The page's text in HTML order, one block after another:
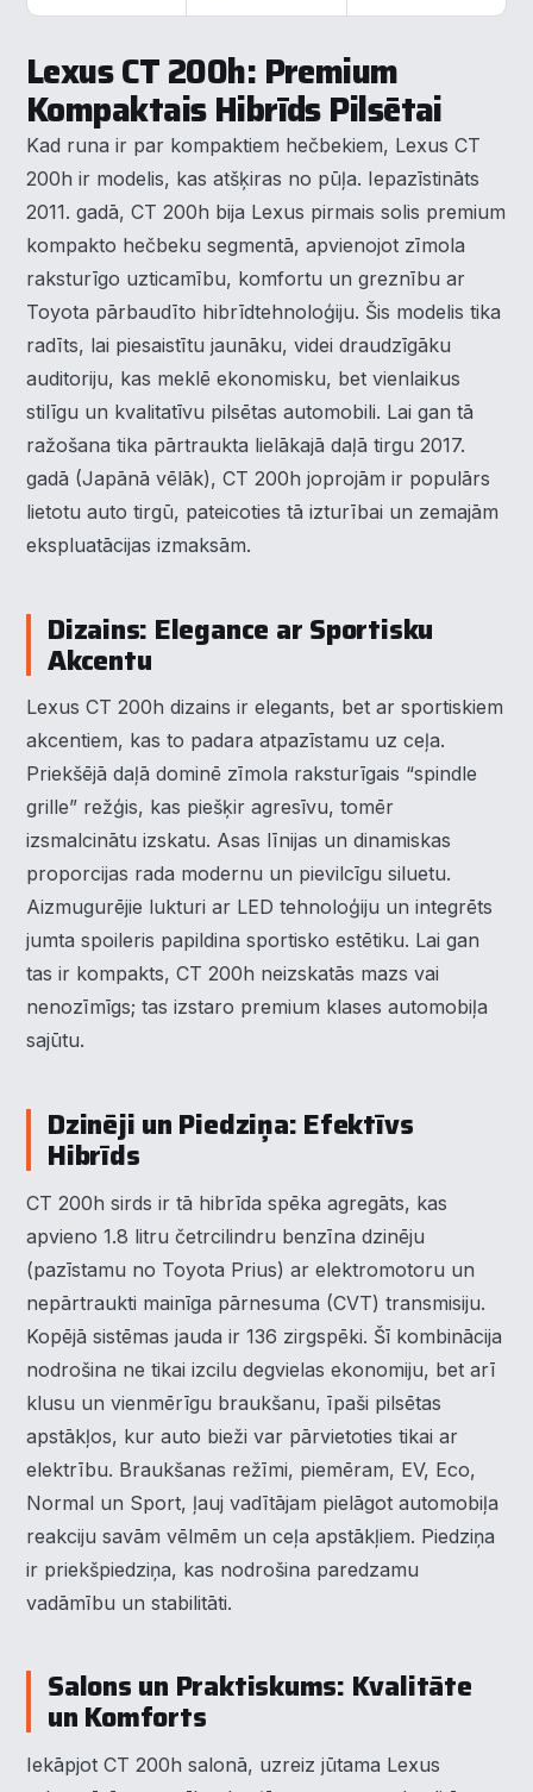
Lexus CT 200h: Premium
Kompaktais Hibrīds Pilsētai
Kad runa ir par kompaktiem hečbekiem, Lexus CT
200h ir modelis, kas atšķiras no pūļa. Iepazīstināts
2011. gadā, CT 200h bija Lexus pirmais solis premium
kompakto hečbeku segmentā, apvienojot zīmola
raksturīgo uzticamību, komfortu un greznību ar
Toyota pārbaudīto hibrīdtehnoloģiju. Šis modelis tika
radīts, lai piesaistītu jaunāku, videi draudzīgāku
auditoriju, kas meklē ekonomisku, bet vienlaikus
stilīgu un kvalitatīvu pilsētas automobili. Lai gan tā
ražošana tika pārtraukta lielākajā daļā tirgu 2017.
gadā (Japānā vēlāk), CT 200h joprojām ir populārs
lietotu auto tirgū, pateicoties tā izturībai un zemajām
ekspluatācijas izmaksām.
Dizains: Elegance ar Sportisku
Akcentu
Lexus CT 200h dizains ir elegants, bet ar sportiskiem
akcentiem, kas to padara atpazīstamu uz ceļa.
Priekšējā daļā dominē zīmola raksturīgais “spindle
grille” režģis, kas piešķir agresīvu, tomēr
izsmalcinātu izskatu. Asas līnijas un dinamiskas
proporcijas rada modernu un pievilcīgu siluetu.
Aizmugurējie lukturi ar LED tehnoloģiju un integrēts
jumta spoileris papildina sportisko estētiku. Lai gan
tas ir kompakts, CT 200h neizskatās mazs vai
nenozīmīgs; tas izstaro premium klases automobiļa
sajūtu.
Dzinēji un Piedziņa: Efektīvs
Hibrīds
CT 200h sirds ir tā hibrīda spēka agregāts, kas
apvieno 1.8 litru četrcilindru benzīna dzinēju
(pazīstamu no Toyota Prius) ar elektromotoru un
nepārtraukti mainīga pārnesuma (CVT) transmisiju.
Kopējā sistēmas jauda ir 136 zirgspēki. Šī kombinācija
nodrošina ne tikai izcilu degvielas ekonomiju, bet arī
klusu un vienmērīgu braukšanu, īpaši pilsētas
apstākļos, kur auto bieži var pārvietoties tikai ar
elektrību. Braukšanas režīmi, piemēram, EV, Eco,
Normal un Sport, ļauj vadītājam pielāgot automobiļa
reakciju savām vēlmēm un ceļa apstākļiem. Piedziņa
ir priekšpiedziņa, kas nodrošina paredzamu
vadāmību un stabilitāti.
Salons un Praktiskums: Kvalitāte
un Komforts
Iekāpjot CT 200h salonā, uzreiz jūtama Lexus